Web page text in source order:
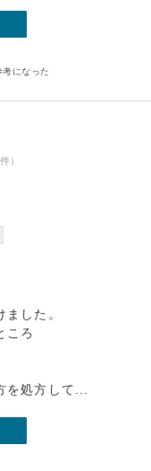
考になった
）
した。
ころ
処方して...